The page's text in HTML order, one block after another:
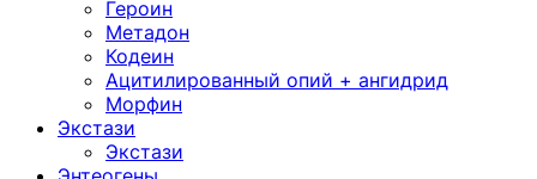
Героин
Метадон
Кодеин
Ацитилированный опий + ангидрид
Морфин
Экстази
Экстази